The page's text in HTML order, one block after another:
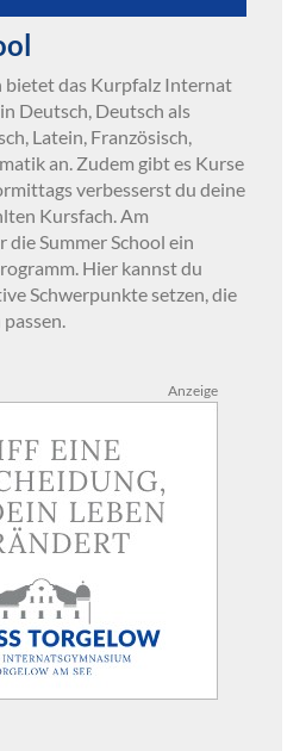
bietet das Kurpfalz Internat
Deutsch, Deutsch als
Latein, Französisch,
an. Zudem gibt es Kurse
verbesserst du deine
Kursfach. Am
Summer School ein
Hier kannst du
Schwerpunkte setzen, die
Anzeige